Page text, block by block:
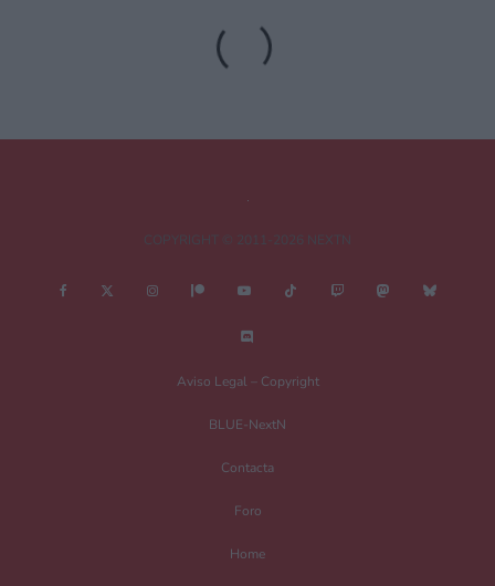
Tu dirección de correo electrónico no será publicada.
obligatorios están marcados con*
Guarda mi nombre, correo electrónico y web en este navegador para la
Aviso Legal – Copyright
BLUE-NextN
Contacta
Foro
Home